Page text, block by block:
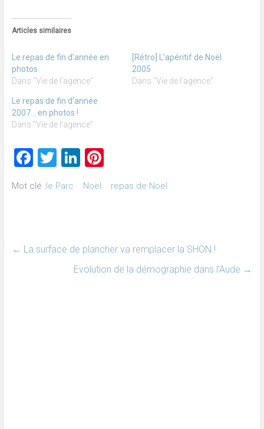
Articles similaires
Le repas de fin d’année en
photos
Dans "Vie de l'agence"
[Rétro] L’apéritif de Noël
2005
Dans "Vie de l'agence"
Le repas de fin d’année
2007… en photos !
Dans "Vie de l'agence"
Facebook
TwitterLinkedIn
Pinterest
Mot clé :le Parc Noël repas de Noël
← La surface de plancher va remplacer la SHON !
Evolution de la démographie dans l’Aude →